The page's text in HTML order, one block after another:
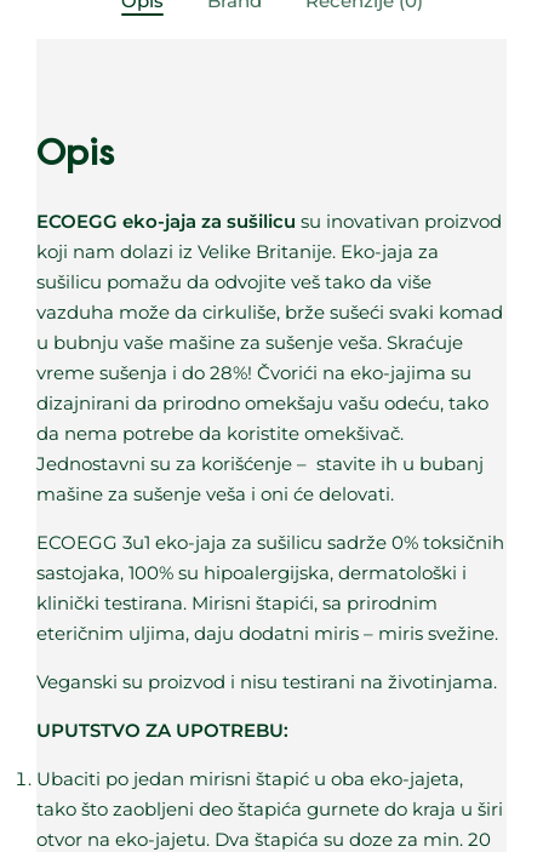
Opis
ECOEGG eko-jaja za sušilicu su inovativan proizvod
koji nam dolazi iz Velike Britanije. Eko-jaja za
sušilicu pomažu da odvojite veš tako da više
vazduha može da cirkuliše, brže sušeći svaki komad
u bubnju vaše mašine za sušenje veša. Skraćuje
vreme sušenja i do 28%! Čvorići na eko-jajima su
dizajnirani da prirodno omekšaju vašu odeću, tako
da nema potrebe da koristite omekšivač.
Jednostavni su za korišćenje – stavite ih u bubanj
mašine za sušenje veša i oni će delovati.
ECOEGG 3u1 eko-jaja za sušilicu sadrže 0% toksičnih
sastojaka, 100% su hipoalergijska, dermatološki i
klinički testirana. Mirisni štapići, sa prirodnim
eteričnim uljima, daju dodatni miris – miris svežine.
Veganski su proizvod i nisu testirani na životinjama.
UPUTSTVO ZA UPOTREBU:
Ubaciti po jedan mirisni štapić u oba eko-jajeta,
tako što zaobljeni deo štapića gurnete do kraja u širi
otvor na eko-jajetu. Dva štapića su doze za min. 20